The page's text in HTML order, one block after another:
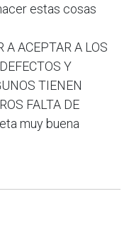
estas cosas
A ACEPTAR A LOS
Y
TIENEN
FALTA DE
muy buena